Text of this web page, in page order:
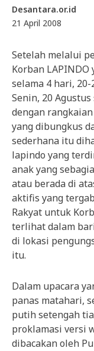
Desantara.or.id
21 April 2008
Setelah melalui
Korban
selama 4 hari,
Senin, 20
dengan
yang dibungkus
sederhana itu
lapindo yang
anak yang
atau berada di
aktifis yang
Rakyat untuk
terlihat dalam
di lokasi
itu.
Dalam upacara
panas matahari,
putih setengah
proklamasi versi
dibacakan oleh